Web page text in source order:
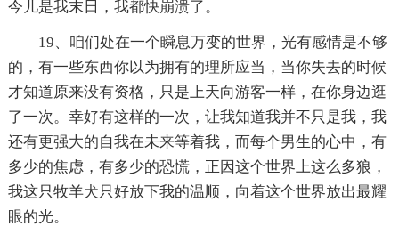
今儿是我末日，我都快崩溃了。
19、咱们处在一个瞬息万变的世界，光有感情是不够
的，有一些东西你以为拥有的理所应当，当你失去的时候
才知道原来没有资格，只是上天向游客一样，在你身边逛
了一次。幸好有这样的一次，让我知道我并不只是我，我
还有更强大的自我在未来等着我，而每个男生的心中，有
多少的焦虑，有多少的恐慌，正因这个世界上这么多狼，
我这只牧羊犬只好放下我的温顺，向着这个世界放出最耀
眼的光。